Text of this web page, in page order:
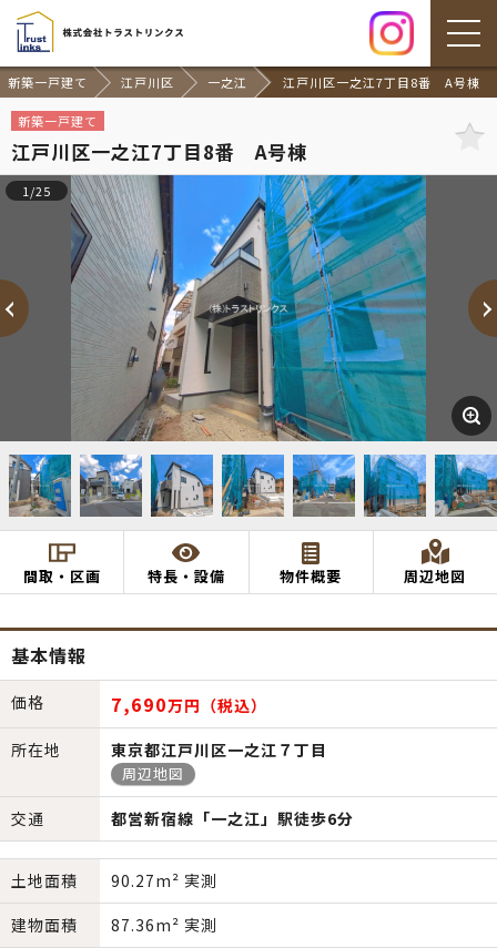
新築一戸建て 江戸川区 一之江 江戸川区一之江7丁目8番 A号棟
新築一戸建て
江戸川区一之江7丁目8番 A号棟
1/25
間取・区画 特長・設備 物件概要 周辺地図
基本情報
価格 7,690万円（税込）
所在地
東京都江戸川区一之江７丁目
周辺地図
交通 都営新宿線「一之江」駅徒歩6分
土地面積
90.27m² 実測
建物面積
87.36m² 実測